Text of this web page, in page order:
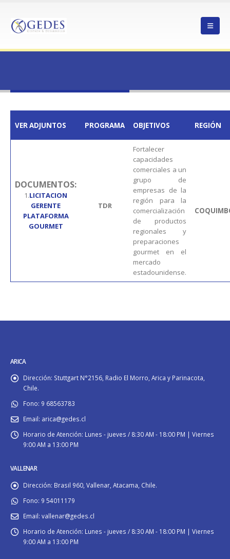
VER ADJUNTOS PROGRAMA OBJETIVOS REGIÓN
DOCUMENTOS:
1.LICITACION
GERENTE
PLATAFORMA
GOURMET
TDR
Fortalecer
capacidades
comerciales a un
grupo de
empresas de la
región para la
comercialización
de productos
regionales y
preparaciones
gourmet en el
mercado
estadounidense.
ARICA
Dirección: Stuttgart N°2156, Radio El Morro, Arica y Parinacota,
Chile.
Fono: 9 68563783
Email: arica@gedes.cl
Horario de Atención: Lunes - jueves / 8:30 AM - 18:00 PM | Viernes
9:00 AM a 13:00 PM
VALLENAR
Dirección: Brasil 960, Vallenar, Atacama, Chile.
Fono: 9 54011179
Email: vallenar@gedes.cl
Horario de Atención: Lunes - jueves / 8:30 AM - 18:00 PM | Viernes
9:00 AM a 13:00 PM